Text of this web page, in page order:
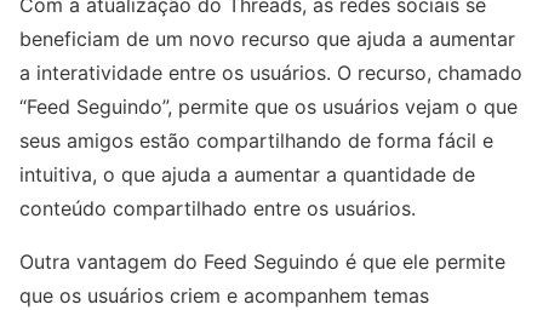
Com a atualização do Threads, as redes sociais se
beneficiam de um novo recurso que ajuda a aumentar
a interatividade entre os usuários. O recurso, chamado
“Feed Seguindo”, permite que os usuários vejam o que
seus amigos estão compartilhando de forma fácil e
intuitiva, o que ajuda a aumentar a quantidade de
conteúdo compartilhado entre os usuários.
Outra vantagem do Feed Seguindo é que ele permite
que os usuários criem e acompanhem temas